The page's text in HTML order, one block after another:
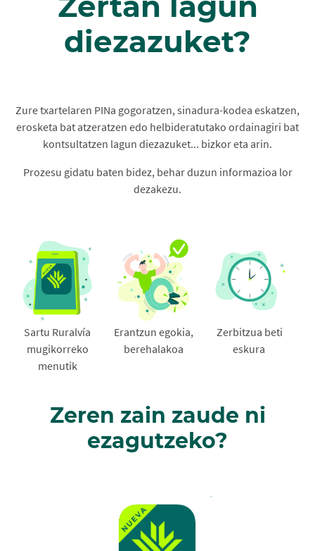
diezazuket?
Zure txartelaren PINa gogoratzen, sinadura-kodea eskatzen,
erosketa bat atzeratzen edo helbideratutako ordainagiri bat
kontsultatzen lagun diezazuket... bizkor eta arin.
Prozesu gidatu baten bidez, behar duzun informazioa lor
dezakezu.
Sartu Ruralvía
mugikorreko
menutik
Erantzun egokia,
berehalakoa
Zerbitzua beti
eskura
Zeren zain zaude ni
ezagutzeko?